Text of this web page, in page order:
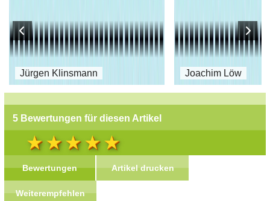
Jürgen Klinsmann Joachim Löw
5 Bewertungen für diesen Artikel
Bewertungen Artikel drucken
Weiterempfehlen